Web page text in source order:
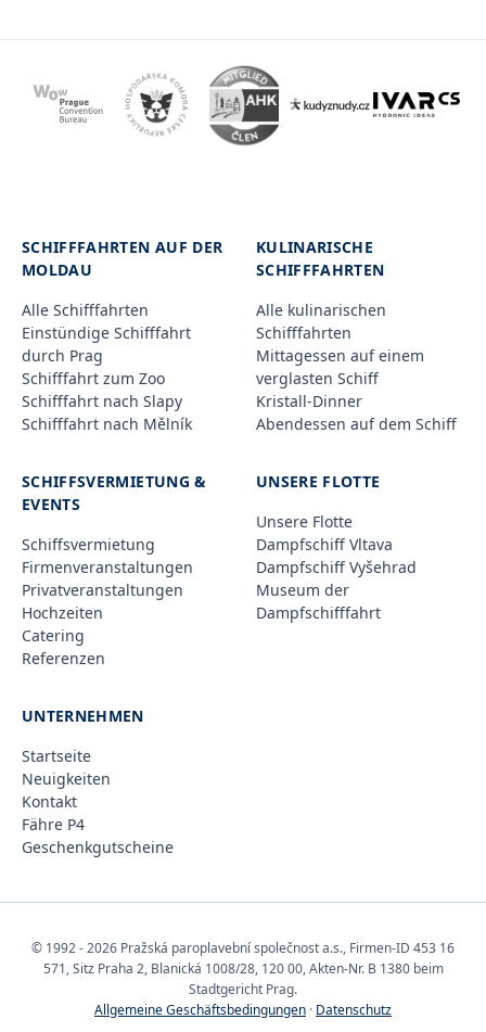
SCHIFFFAHRTEN AUF DER
MOLDAU
Alle Schifffahrten
Einstündige Schifffahrt
durch Prag
Schifffahrt zum Zoo
Schifffahrt nach Slapy
Schifffahrt nach Mělník
KULINARISCHE
SCHIFFFAHRTEN
Alle kulinarischen
Schifffahrten
Mittagessen auf einem
verglasten Schiff
Kristall-Dinner
Abendessen auf dem Schiff
SCHIFFSVERMIETUNG &
EVENTS
Schiffsvermietung
Firmenveranstaltungen
Privatveranstaltungen
Hochzeiten
Catering
Referenzen
UNSERE FLOTTE
Unsere Flotte
Dampfschiff Vltava
Dampfschiff Vyšehrad
Museum der
Dampfschifffahrt
UNTERNEHMEN
Startseite
Neuigkeiten
Kontakt
Fähre P4
Geschenkgutscheine
© 1992 - 2026 Pražská paroplavební společnost a.s., Firmen-ID 453 16
571, Sitz Praha 2, Blanická 1008/28, 120 00, Akten-Nr. B 1380 beim
Stadtgericht Prag.
Allgemeine Geschäftsbedingungen · Datenschutz